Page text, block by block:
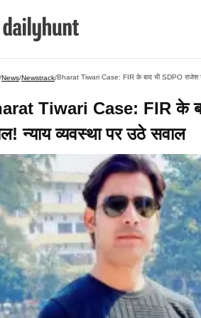
/News/Newstrack/Bharat Tiwari Case: FIR के बाद भी SDPO राजेश
Tiwari Case: FIR के
न्याय व्यवस्था पर उठे सवाल